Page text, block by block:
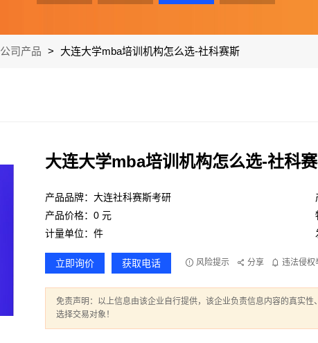
公司产品 > 大连大学mba培训机构怎么选-社科赛斯
大连大学mba培训机构怎么选-社科
产品品牌：大连社科赛斯考研
产品价格：0 元
计量单位：件
立即询价 获取电话 风险提示 分享 违法侵权
免责声明：以上信息由该企业自行提供，该企业负责信息内容的真实
选择交易对象！